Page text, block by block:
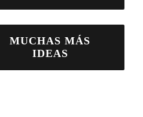
MUCHAS MÁS
IDEAS